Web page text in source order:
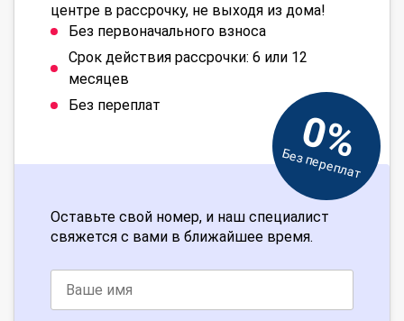
центре в рассрочку, не выходя из дома!
Без первоначального взноса
Срок действия рассрочки: 6 или 12
месяцев
Без переплат
0%
Без переплат
Оставьте свой номер, и наш специалист
свяжется с вами в ближайшее время.